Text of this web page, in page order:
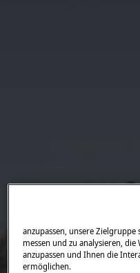
anzupassen, unsere Zielgruppe
messen und zu analysieren,
anzupassen und Ihnen die
ermöglichen.